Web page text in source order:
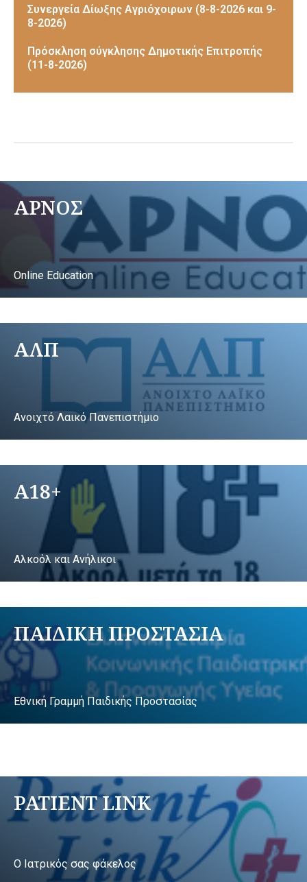
Συνεργεία Δίωξης Αγριόχοιρων (8-8-2026 και 9-
8-2026)
Πρόσκληση σύγκλησης Δημοτικής Επιτροπής
(11-8-2026)
ΑΡΝΟΣ
Online Education
ΑΛΠ
Ανοιχτό Λαικό Πανεπιστήμιο
A18+
Αλκοόλ και Ανήλικοι
ΠΑΙΔΙΚΗ ΠΡΟΣΤΑΣΙΑ
Εθνική Γραμμή Παιδικής Προστασίας
PATIENT LINK
Ο Ιατρικός σας φάκελος